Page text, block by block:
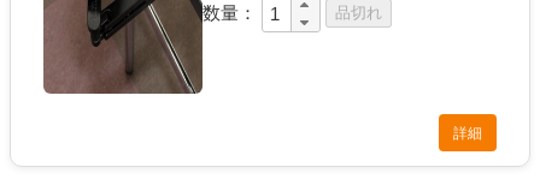
数量：
詳細